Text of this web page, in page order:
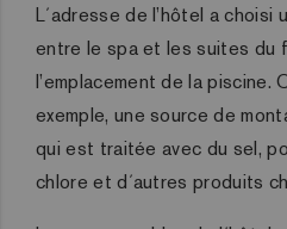
L´adresse de l’hôtel a choisi
entre le spa et les suites du
l’emplacement de la piscine.
exemple, une source de
qui est traitée avec du sel,
chlore et d´autres produits